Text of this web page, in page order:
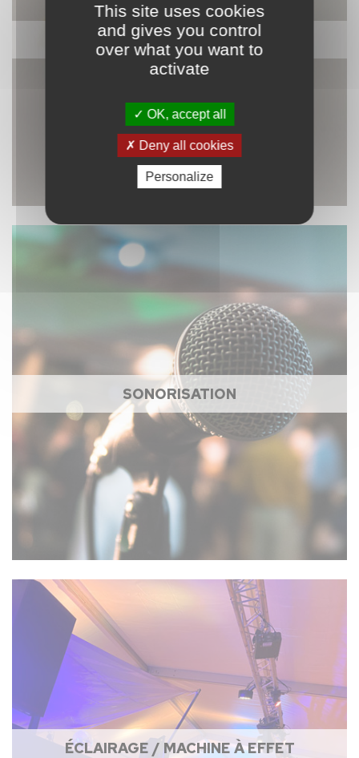
DÉCORATION
SONORISATION
ÉCLAIRAGE / MACHINE À EFFET
This site uses cookies
and gives you control
over what you want to
activate
OK, accept all
Deny all cookies
Personalize